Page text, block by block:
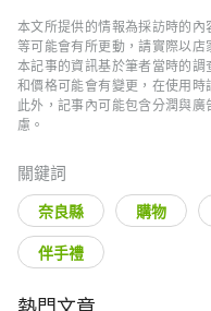
本文所提供的情報為採訪時的
等可能會有所更動，請實際以店
本記事的資訊基於筆者當時的
和價格可能會有變更，在使用時
此外，記事內可能包含分潤與
慮。
關鍵詞
奈良縣 購物
伴手禮